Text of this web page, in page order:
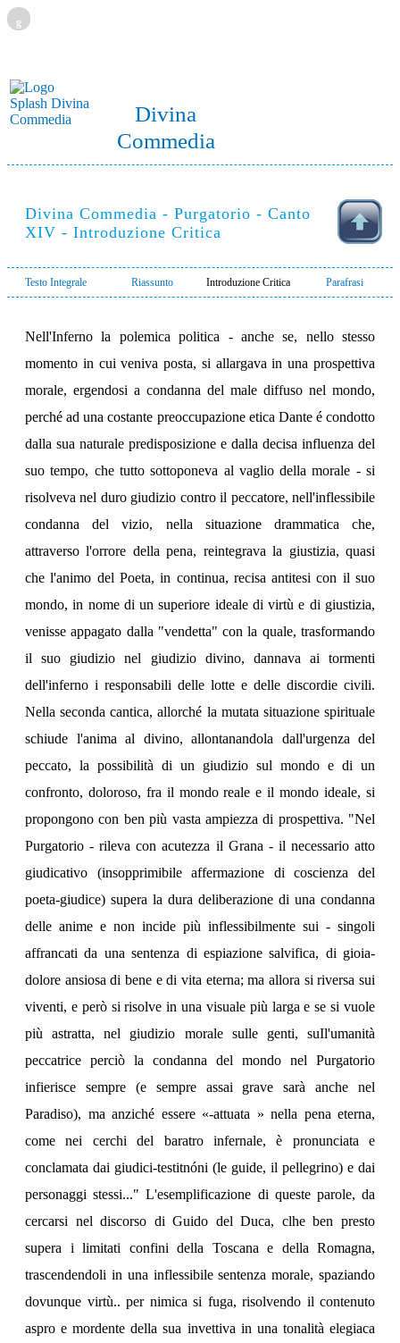
g
Divina
Commedia
Divina Commedia - Purgatorio - Canto
XIV - Introduzione Critica
Testo Integrale Riassunto Introduzione Critica Parafrasi
Nell'Inferno la polemica politica - anche se, nello stesso
momento in cui veniva posta, si allargava in una prospettiva
morale, ergendosi a condanna del male diffuso nel mondo,
perché ad una costante preoccupazione etica Dante é condotto
dalla sua naturale predisposizione e dalla decisa influenza del
suo tempo, che tutto sottoponeva al vaglio della morale - si
risolveva nel duro giudizio contro il peccatore, nell'inflessibile
condanna del vizio, nella situazione drammatica che,
attraverso l'orrore della pena, reintegrava la giustizia, quasi
che l'animo del Poeta, in continua, recisa antitesi con il suo
mondo, in nome di un superiore ideale di virtù e di giustizia,
venisse appagato dalla "vendetta" con la quale, trasformando
il suo giudizio nel giudizio divino, dannava ai tormenti
dell'inferno i responsabili delle lotte e delle discordie civili.
Nella seconda cantica, allorché la mutata situazione spirituale
schiude l'anima al divino, allontanandola dall'urgenza del
peccato, la possibilità di un giudizio sul mondo e di un
confronto, doloroso, fra il mondo reale e il mondo ideale, si
propongono con ben più vasta ampiezza di prospettiva. "Nel
Purgatorio - rileva con acutezza il Grana - il necessario atto
giudicativo (insopprimibile affermazione di coscienza del
poeta-giudice) supera la dura deliberazione di una condanna
delle anime e non incide più inflessibilmente sui - singoli
affrancati da una sentenza di espiazione salvifica, di gioia-
dolore ansiosa di bene e di vita eterna; ma allora si riversa sui
viventi, e però si risolve in una visuale più larga e se si vuole
più astratta, nel giudizio morale sulle genti, suIl'umanità
peccatrice perciò la condanna del mondo nel Purgatorio
infierisce sempre (e sempre assai grave sarà anche nel
Paradiso), ma anziché essere «-attuata » nella pena eterna,
come nei cerchi del baratro infernale, è pronunciata e
conclamata dai giudici-testitnóni (le guide, il pellegrino) e dai
personaggi stessi..." L'esemplificazione di queste parole, da
cercarsi nel discorso di Guido del Duca, clhe ben presto
supera i limitati confini della Toscana e della Romagna,
trascendendoli in una inflessibile sentenza morale, spaziando
dovunque virtù.. per nimica si fuga, risolvendo il contenuto
aspro e mordente della sua invettiva in una tonalità elegiaca